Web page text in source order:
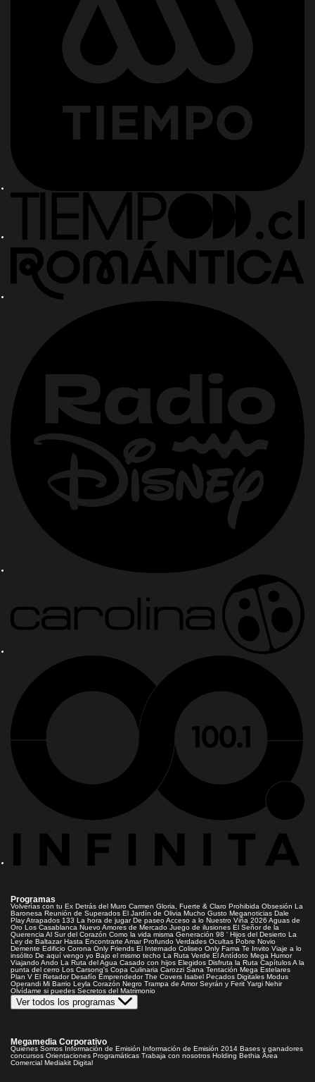
Programas
Volverías con tu Ex Detrás del Muro Carmen Gloria, Fuerte & Claro Prohibida Obsesión La
Baronesa Reunión de Superados El Jardín de Olivia Mucho Gusto Meganoticias Dale
PlayAtrapados 133 La hora de jugar De paseoAcceso a lo Nuestro Viña 2026 Aguas de
Oro Los Casablanca Nuevo Amores de Mercado Juego de ilusiones El Señor de la
Querencia Al Sur del Corazón Como la vida misma Generación 98 ' Hijos del Desierto La
Ley de Baltazar Hasta Encontrarte Amar Profundo Verdades Ocultas Pobre Novio
Demente Edificio Corona Only Friends El Internado Coliseo Only Fama Te Invito Viaje a lo
insólito De aquí vengo yo Bajo el mismo techo La Ruta Verde El Antídoto Mega Humor
Viajando Ando La Ruta del Agua Casado con hijos Elegidos Disfruta la Ruta CapítulosA la
punta del cerro Los Carsong's Copa Culinaria Carozzi Sana Tentación Mega Estelares
Plan V El Retador Desafío Emprendedor The Covers Isabel Pecados Digitales Modus
Operandi Mi Barrio Leyla Corazón Negro Trampa de Amor Seyrán y Ferit Yargi Nehir
Olvídame si puedes Secretos del Matrimonio
Ver todos los programas
Megamedia Corporativo
Quienes Somos Información de Emisión Información de Emisión 2014 Bases y ganadores
concursos Orientaciones Programáticas Trabaja con nosotros Holding Bethia Área
Comercial Mediakit Digital